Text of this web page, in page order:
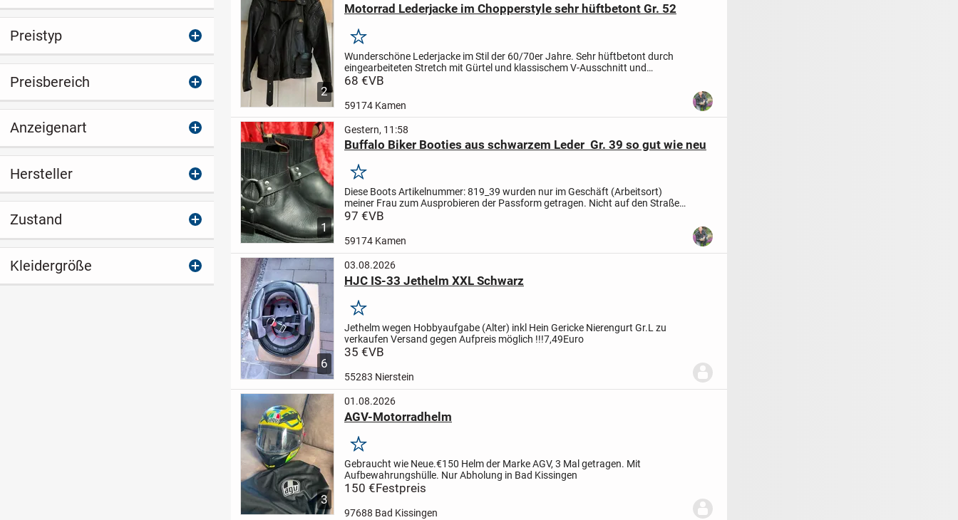
2
Motorrad Lederjacke im Chopperstyle sehr hüftbetont Gr. 52
Merken
Wunderschöne Lederjacke im Stil der 60/70er Jahre. Sehr hüftbetont durch
eingearbeiteten Stretch mit Gürtel und klassischem V-Ausschnitt und
Stehkragen. Lederkordel und Lederknopf auf den Schultern....
68 €VB
59174 Kamen
1
Gestern, 11:58
Buffalo Biker Booties aus schwarzem Leder Gr. 39 so gut wie neu
Merken
Diese Boots Artikelnummer: 819_39 wurden nur im Geschäft (Arbeitsort)
meiner Frau zum Ausprobieren der Passform getragen. Nicht auf den Straße
und nicht auf dem Motorrad. Passform ist besser als orig....
97 €VB
59174 Kamen
6
03.08.2026
HJC IS-33 Jethelm XXL Schwarz
Merken
Jethelm wegen Hobbyaufgabe (Alter) inkl Hein Gericke Nierengurt Gr.L zu
verkaufen Versand gegen Aufpreis möglich !!!7,49Euro
35 €VB
55283 Nierstein
3
01.08.2026
AGV-Motorradhelm
Merken
Gebraucht wie Neue.€150 Helm der Marke AGV, 3 Mal getragen. Mit
Aufbewahrungshülle. Nur Abholung in Bad Kissingen
150 €Festpreis
97688 Bad Kissingen
Preistyp
Preisbereich
Anzeigenart
Hersteller
Zustand
Kleidergröße